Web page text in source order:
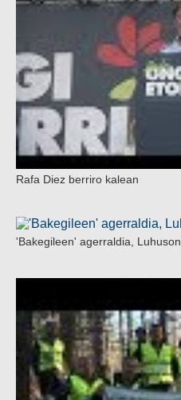
Rafa Diez berriro kalean
'Bakegileen' agerraldia, Luhuson